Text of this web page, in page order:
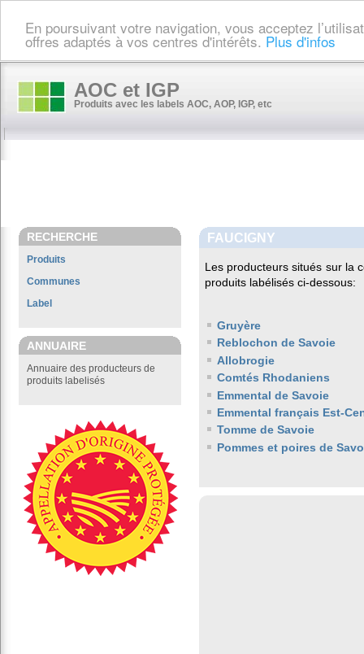
En poursuivant votre navigation, vous acceptez
offres adaptés à vos centres d'intérêts. Plus d'infos
AOC et IGP
Produits avec les labels AOC, AOP, IGP, etc
RECHERCHE
Produits
Communes
Label
ANNUAIRE
Annuaire des producteurs de
produits labelisés
FAUCIGNY
Les producteurs situés sur la
produits labélisés ci-dessous:
Gruyère
Reblochon de Savoie
Allobrogie
Comtés Rhodaniens
Emmental de Savoie
Emmental français Est-
Tomme de Savoie
Pommes et poires de